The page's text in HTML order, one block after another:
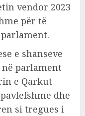
vendor 2023
për të
e shanseve
parlament
e Qarkut
dhe
si tregues i